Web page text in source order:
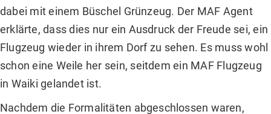
dabei mit einem Büschel Grünzeug. Der MAF Agent
erklärte, dass dies nur ein Ausdruck der Freude sei, ein
Flugzeug wieder in ihrem Dorf zu sehen. Es muss wohl
schon eine Weile her sein, seitdem ein MAF Flugzeug
in Waiki gelandet ist.
Nachdem die Formalitäten abgeschlossen waren,